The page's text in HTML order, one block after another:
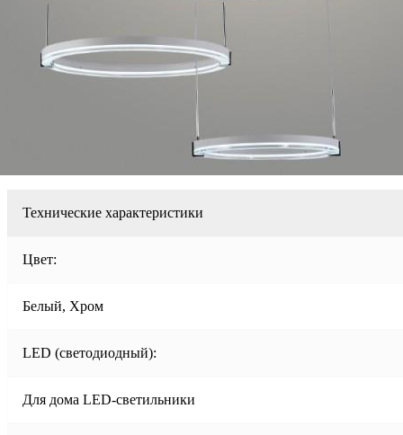
Технические характеристики
Цвет:
Белый, Хром
LED (светодиодный):
Для дома LED-светильники